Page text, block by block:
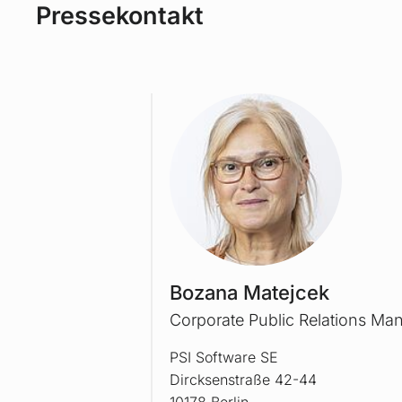
Pressekontakt
BOZAN
Bozana Matejcek
Corporate Public Relations
PSI Software SE
Dircksenstraße 42-44